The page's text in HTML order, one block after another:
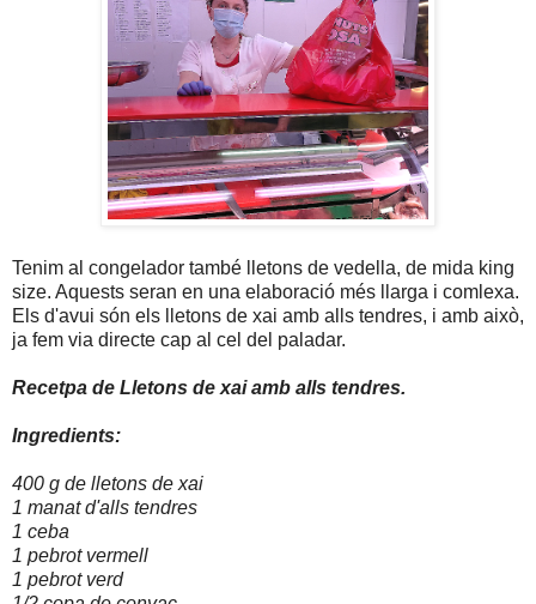
Tenim al congelador també lletons de vedella, de mida king
size. Aquests seran en una elaboració més llarga i comlexa.
Els d'avui són els lletons de xai amb alls tendres, i amb això,
ja fem via directe cap al cel del paladar.
Recetpa de Lletons de xai amb alls tendres.
Ingredients:
400 g de lletons de xai
1 manat d'alls tendres
1 ceba
1 pebrot vermell
1 pebrot verd